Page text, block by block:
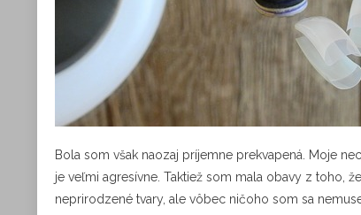
Bola som však naozaj príjemne prekvapená. Moje
je veľmi agresívne. Taktiež som mala obavy z toho,
neprirodzené tvary, ale vôbec ničoho som sa